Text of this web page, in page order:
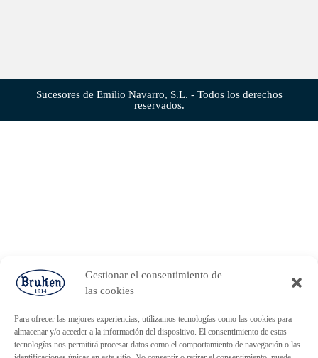
Gestionar el consentimiento de
las cookies
Para ofrecer las mejores experiencias, utilizamos tecnologías como las cookies para
almacenar y/o acceder a la información del dispositivo. El consentimiento de estas
tecnologías nos permitirá procesar datos como el comportamiento de navegación o las
Sucesores de Emilio Navarro, S.L. - Todos los derechos
reservados.